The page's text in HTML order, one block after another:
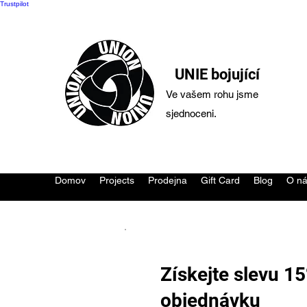
Trustpilot
UNIE bojující
Ve vašem rohu jsme
sjednoceni.
Domov Projects Prodejna Gift Card Blog O
Získejte slevu
objednávku